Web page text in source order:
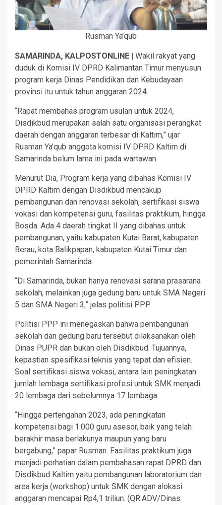
Rusman Ya’qub
SAMARINDA, KALPOSTONLINE |
Wakil rakyat yang
duduk di Komisi IV DPRD Kalimantan Timur menyusun
program kerja Dinas Pendidikan dan Kebudayaan
provinsi itu untuk tahun anggaran 2024.
“Rapat membahas program usulan untuk 2024,
Disdikbud merupakan salah satu organisasi perangkat
daerah dengan anggaran terbesar di Kaltim,” ujar
Rusman Ya’qub anggota komisi IV DPRD Kaltim di
Samarinda belum lama ini pada wartawan.
Menurut Dia, Program kerja yang dibahas Komisi IV
DPRD Kaltim dengan Disdikbud mencakup
pembangunan dan renovasi sekolah, sertifikasi siswa
vokasi dan kompetensi guru, fasilitas praktikum, hingga
Bosda. Ada 4 daerah tingkat II yang dibahas untuk
pembangunan, yaitu kabupaten Kutai Barat, kabupaten
Berau, kota Balikpapan, kabupaten Kutai Timur dan
pemerintah Samarinda.
“Di Samarinda, bukan hanya renovasi sarana prasarana
sekolah, melainkan juga gedung baru untuk SMA Negeri
5 dan SMA Negeri 3,” jelas politisi PPP.
Politisi PPP ini menegaskan bahwa pembangunan
sekolah dan gedung baru tersebut dilaksanakan oleh
Dinas PUPR dan bukan oleh Disdikbud. Tujuannya,
kepastian spesifikasi teknis yang tepat dan efisien.
Soal sertifikasi siswa vokasi, antara lain peningkatan
jumlah lembaga sertifikasi profesi untuk SMK menjadi
20 lembaga dari sebelumnya 17 lembaga.
“Hingga pertengahan 2023, ada peningkatan
kompetensi bagi 1.000 guru asesor, baik yang telah
berakhir masa berlakunya maupun yang baru
bergabung,” papar Rusman. Fasilitas praktikum juga
menjadi perhatian dalam pembahasan rapat DPRD dan
Disdikbud Kaltim yaitu pembangunan laboratorium dan
area kerja (workshop) untuk SMK dengan alokasi
anggaran mencapai Rp4,1 triliun. (QR.ADV/Dinas